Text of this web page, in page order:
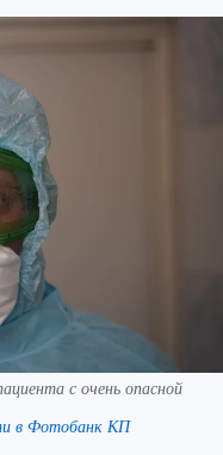
с очень опасной
в Фотобанк КП